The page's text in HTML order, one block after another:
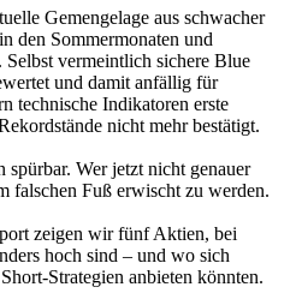
Gemengelage aus schwacher
den Sommermonaten und
vermeintlich sichere Blue
und damit anfällig für
technische Indikatoren erste
nicht mehr bestätigt.
Wer jetzt nicht genauer
falschen Fuß erwischt zu werden.
zeigen wir fünf Aktien, bei
hoch sind – und wo sich
Strategien anbieten könnten.